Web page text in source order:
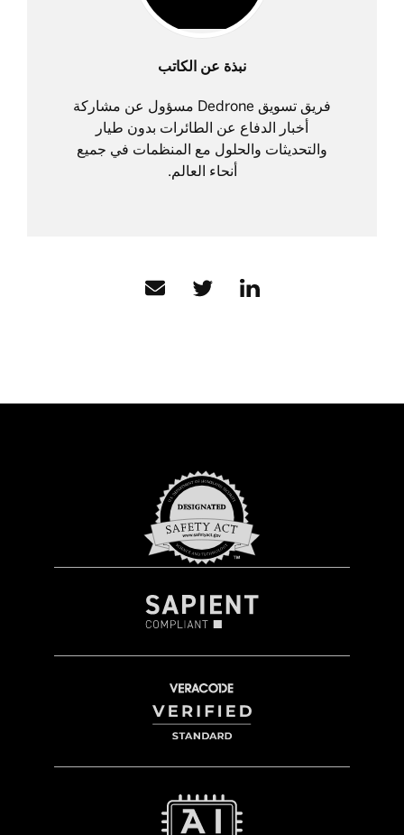
نبذة عن الكاتب
فريق تسويق Dedrone مسؤول عن مشاركة
أخبار الدفاع عن الطائرات بدون طيار
والتحديثات والحلول مع المنظمات في جميع
أنحاء العالم.